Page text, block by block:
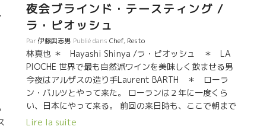
夜会ブラインド・テースティング /
ラ・ピオッシュ
Par伊藤與志男 Publié dans Chef, Resto
林真也 ＊ Hayashi Shinya /ラ・ピオッシュ ＊ LA
PIOCHE 世界で最も自然派ワインを美味しく飲ませる男
今夜はアルザスの造り手Laurent BARTH ＊ ローラ
ン・バルツとやって来た。 ローランは２年に一度くら
い、日本にやって来る。 前回の来日時も、ここで朝まで
飲んで帰りの空港に向かったとのこと。 造り手も、この
Lire la suite